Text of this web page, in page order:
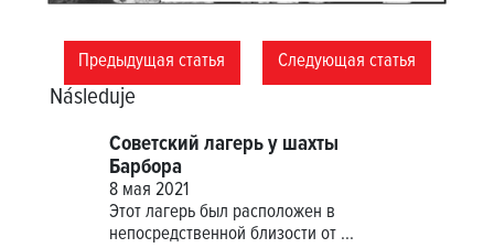
Предыдущая статья Следующая статья
Následuje
Советский лагерь у шахты
Барбора
8 мая 2021
Этот лагерь был расположен в
непосредственной близости от ...